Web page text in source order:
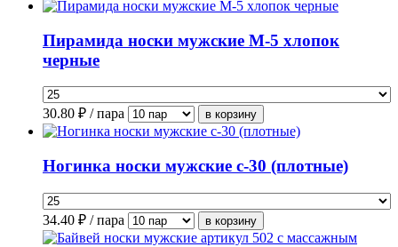
Пирамида носки мужские М-5 хлопок
черные
30.80 ₽ / пара
Ногинка носки мужские с-30 (плотные)
34.40 ₽ / пара